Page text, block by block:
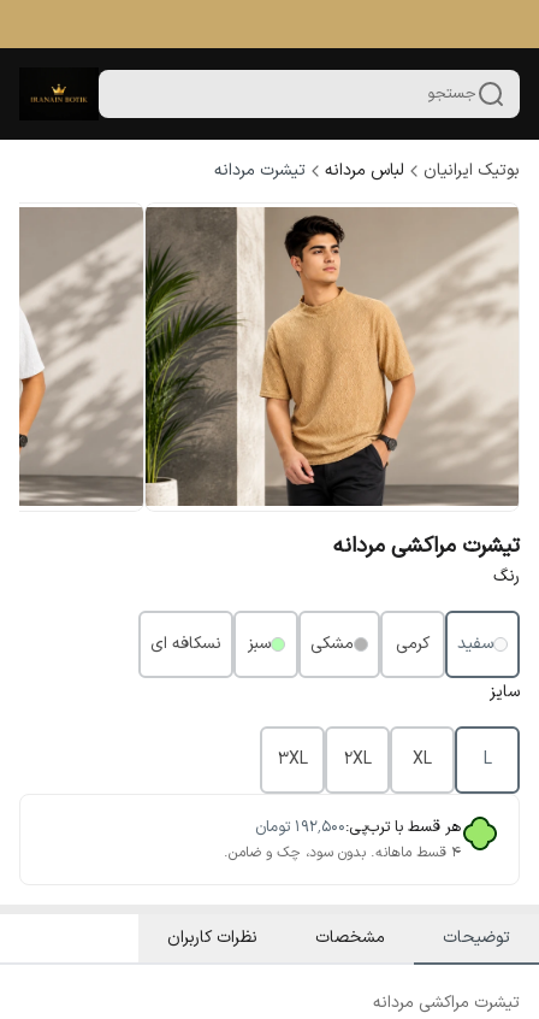
جستجو
بوتیک ایرانیان لباس مردانه تیشرت مردانه
تیشرت مراکشی مردانه
رنگ
سفید کرمی مشکی سبز
نسکافه ای
سایز
L
XL
2XL
3XL
هر قسط با ترب‌پی:۱۹۲٬۵۰۰ تومان
۴ قسط ماهانه. بدون سود، چک و ضامن.
توضیحات مشخصات نظرات کاربران
تیشرت مراکشی مردانه